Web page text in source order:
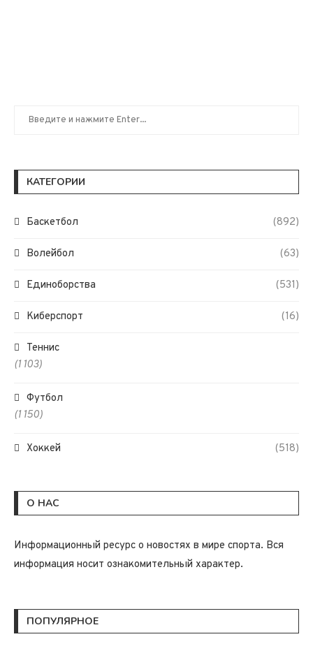
КАТЕГОРИИ
Баскетбол (892)
Волейбол (63)
Единоборства (531)
Киберспорт (16)
Теннис
(1 103)
Футбол
(1 150)
Хоккей (518)
О НАС
Информационный ресурс о новостях в мире спорта. Вся
информация носит ознакомительный характер.
ПОПУЛЯРНОЕ